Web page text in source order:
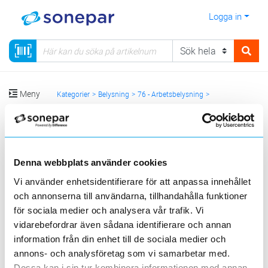
Denna webbplats använder cookies
Vi använder enhetsidentifierare för att anpassa innehållet
och annonserna till användarna, tillhandahålla funktioner
för sociala medier och analysera vår trafik. Vi
vidarebefordrar även sådana identifierare och annan
information från din enhet till de sociala medier och
annons- och analysföretag som vi samarbetar med.
Logga in
Meny Kategorier Belysning 76 - Arbetsbelysning
Belysningsmaster
Sortera
Sida < 1 > Per sida 20 50 100 200
EL-BJÖRN RUTAB
Filter 3 st